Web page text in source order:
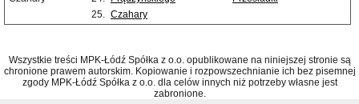
25. Czahary
Wszystkie treści MPK-Łódź Spółka z o.o. opublikowane na niniejszej stronie są
chronione prawem autorskim. Kopiowanie i rozpowszechnianie ich bez pisemnej
zgody MPK-Łódź Spółka z o.o. dla celów innych niż potrzeby własne jest
zabronione.